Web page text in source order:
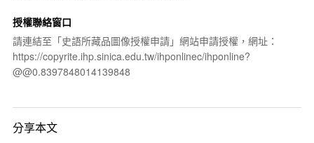
授權聯絡窗口
請連結至「史語所藏品圖像授權申請」網站申請授權，網址：
https://copyrite.ihp.sinica.edu.tw/ihponlinec/ihponline?
@@0.8397848014139848
分享本文